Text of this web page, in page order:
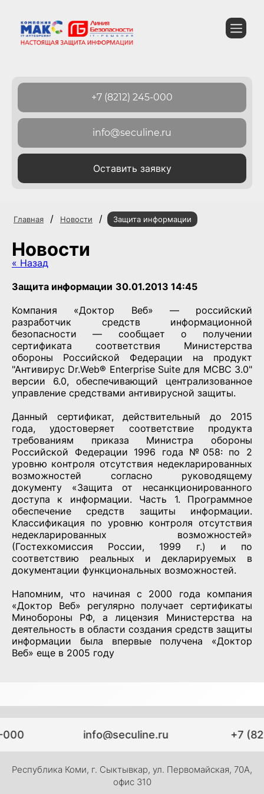
+7 (8212) 245-000
info@seculine.ru
Оставить заявку
Главная / Новости / Защита информации
Новости
« Назад
Защита информации 30.01.2013 14:45
Компания «Доктор Веб» — российский
разработчик средств информационной
безопасности — сообщает о получении
сертификата соответствия Министерства
обороны Российской Федерации на продукт
"Антивирус Dr.Web® Enterprise Suite для МСВС 3.0"
версии 6.0, обеспечивающий централизованное
управление средствами антивирусной защиты.
Данный сертификат, действительный до 2015
года, удостоверяет соответствие продукта
требованиям приказа Министра обороны
Российской Федерации 1996 года №058: по 2
уровню контроля отсутствия недекларированных
возможностей согласно руководящему
документу «Защита от несанкционированного
доступа к информации. Часть 1. Программное
обеспечение средств защиты информации.
Классификация по уровню контроля отсутствия
недекларированных возможностей»
(Гостехкомиссия России, 1999 г.) и по
соответствию реальных и декларируемых в
документации функциональных возможностей.
Напомним, что начиная с 2000 года компания
«Доктор Веб» регулярно получает сертификаты
Минобороны РФ, а лицензия Министерства на
деятельность в области создания средств защиты
информации была впервые получена «Доктор
Веб» еще в 2005 году
000 info@seculine.ru +7
Республика Коми, г. Сыктывкар, ул. Первомайская, 70А,
офис 310